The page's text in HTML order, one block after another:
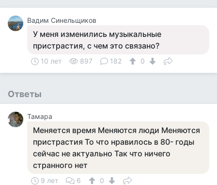
Вадим Синельщиков
У меня изменились музыкальные
пристрастия, с чем это связано?
10 лет 897 182 0
Ответы
Тамара
Меняется время Меняются люди Меняются
пристрастия То что нравилось в 80- годы
сейчас не актуально Так что ничего
странного нет
9 лет 6
0